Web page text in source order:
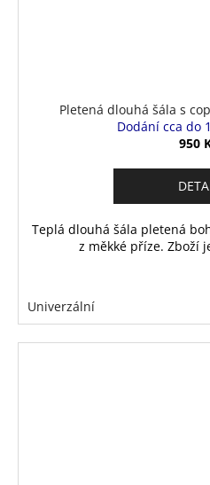
Pletená dlouhá šála s
Dodání cca do
950
Teplá dlouhá šála pletená
z měkké příze. Zboží
Univerzální